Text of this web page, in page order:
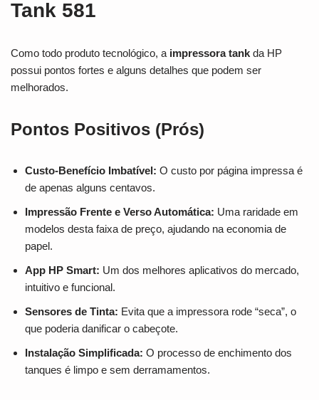
Tank 581
Como todo produto tecnológico, a impressora tank da HP
possui pontos fortes e alguns detalhes que podem ser
melhorados.
Pontos Positivos (Prós)
Custo-Benefício Imbatível: O custo por página impressa é
de apenas alguns centavos.
Impressão Frente e Verso Automática: Uma raridade em
modelos desta faixa de preço, ajudando na economia de
papel.
App HP Smart: Um dos melhores aplicativos do mercado,
intuitivo e funcional.
Sensores de Tinta: Evita que a impressora rode “seca”, o
que poderia danificar o cabeçote.
Instalação Simplificada: O processo de enchimento dos
tanques é limpo e sem derramamentos.